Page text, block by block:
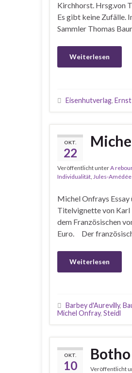
Kirchhorst. Hrsg.von
Es gibt keine Zufälle.
Sammler Thomas
Weiterlesen
Eisenhutverlag,
OKT.
22
Veröffentlicht unterA
Individualität, Jules-
Michel Onfrays
Titelvignette von Karl
dem Französischen
Euro. Der
Weiterlesen
Barbey d'Aurevilly,
Michel Onfray, Steidl
OKT.
10 Veröffentlicht